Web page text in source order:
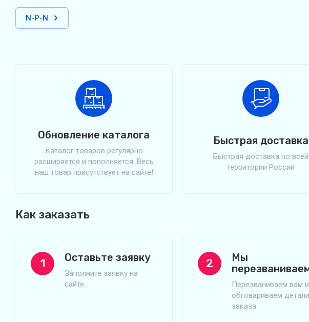
N-P-N
Обновление каталога
Каталог товаров регулярно
расширяется и пополняется. Весь
наш товар присутствует на сайте!
Быстрая доставка
Быстрая доставка по всей
территории России
Как заказать
1 Оставьте заявку
Заполните заявку на
сайте.
2
Мы
Перезваниваем вам и
обговариваем детали
заказа